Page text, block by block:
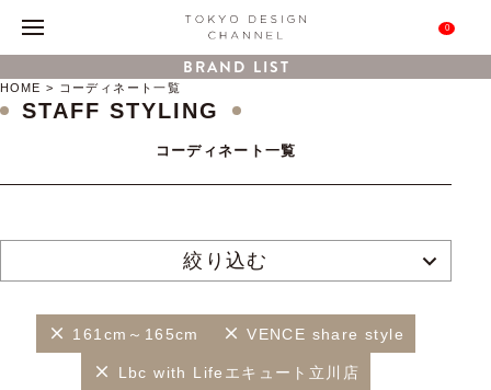
0
BRAND LIST
HOME コーディネート一覧
STAFF STYLING
コーディネート一覧
絞り込む
161cm～165cm VENCE share style
Lbc with Lifeエキュート立川店